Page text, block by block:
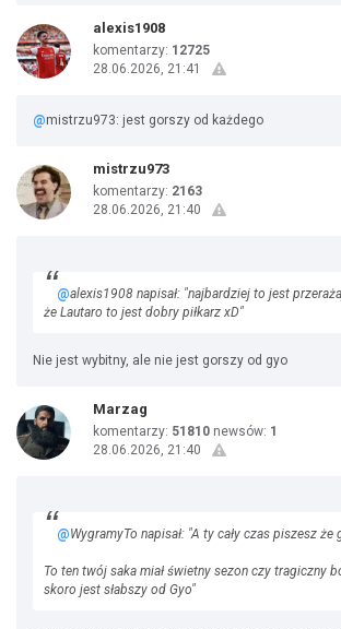
alexis1908
komentarzy: 12725
28.06.2026, 21:41
@mistrzu973: jest gorszy od każdego
mistrzu973
komentarzy: 2163
28.06.2026, 21:40
@alexis1908 napisał: "najbardziej to jest
że Lautaro to jest dobry piłkarz xD"
Nie jest wybitny, ale nie jest gorszy od gyo
Marzag
komentarzy: 51810 newsów: 1
28.06.2026, 21:40
@WygramyTo napisał: "A ty cały czas piszesz
To ten twój saka miał świetny sezon czy tragiczny
skoro jest słabszy od Gyo"